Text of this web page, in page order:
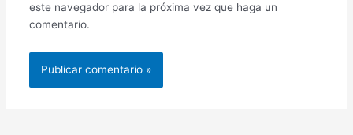
este navegador para la próxima vez que haga un
comentario.